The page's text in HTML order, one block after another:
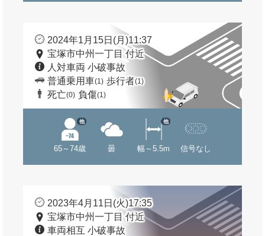
2024年1月15日(月)11:37
宝塚市中州一丁目 付近
人対車両 小破事故
普通乗用車(1) 歩行者(1)
死亡(0) 負傷(1)
65～74歳
他
曇 幅～5.5m
他
信号なし
2023年4月11日(火)17:35
宝塚市中州一丁目 付近
車両相互 小破事故